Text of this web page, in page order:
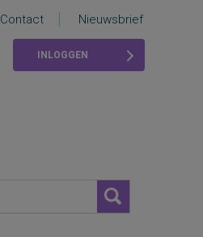
Contact Nieuwsbrief
INLOGGEN